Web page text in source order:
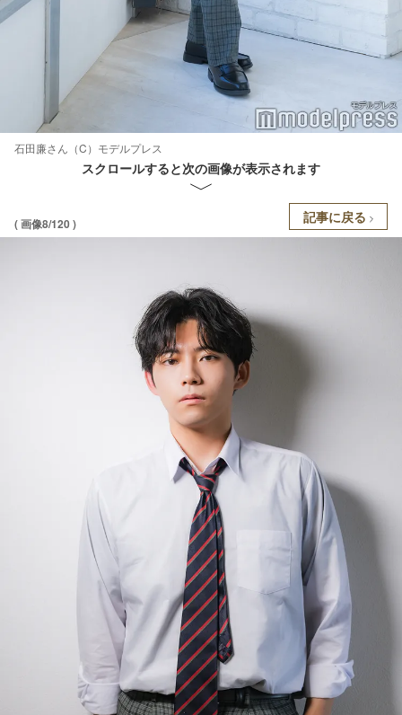
石田廉さん（C）モデルプレス
スクロールすると次の画像が表示されます
( 画像8/120 ) 記事に戻る